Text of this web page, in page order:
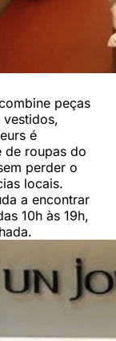
peças
é
de roupas do
perder o
locais.
a encontrar
10h às 19h,